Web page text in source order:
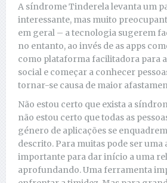
A síndrome Tinderela levanta um
interessante, mas muito
em geral – a tecnologia sugerem
no entanto, ao invés de as apps
como plataforma facilitadora para
social e começar a conhecer
tornar-se causa de maior
Não estou certo que exista a
não estou certo que todas as
género de aplicações se
descrito. Para muitas pode ser uma
importante para dar início a uma
aprofundando. Uma ferramenta